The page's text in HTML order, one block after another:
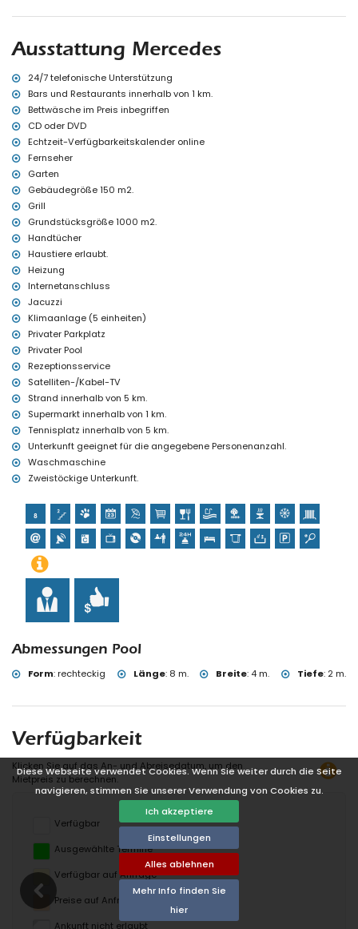
Diese Webseite verwendet Cookies. Wenn Sie weiter durch die Seite
navigieren, stimmen Sie unserer Verwendung von Cookies zu.
Ich akzeptiere
Einstellungen
Alles ablehnen
Mehr Info finden Sie
hier
Weitere Informationen
Nächster Strand: Playa Ambolo, Xàbia (innerhalb von 5 Kilometern
Nächster Flughafen: Alicante (innerhalb von 100 Kilometern von
der Villa)
Zweitnächster Flughafen: Valencia (mehr als 100 Kilometer)
Die Unterkunft ist sehr geeignet für Familien mit Kindern
Einrichtungen und Dienstleistungen, die im Mietpreis der Villa
inbegriffen sind
Internet (WiFi)
Staubsauger, Bügeleisen und Bügelbrett
Bettwäsche und Handtücher
Rezeptionsdienst und 24-Stunden-Notdienst
Fußbodenheizung und Klimaanlage
Außen-Whirlpool
Einrichtungen und Dienstleistungen gegen Aufpreis
Zusatzbett und Kinderbetten/Kinderkrippen (auf Anfrage)
Sportmöglichkeiten
Tennis (innerhalb von 5 Kilometern von der Villa)
Ausstattung Mercedes
24/7 telefonische Unterstützung
Bars und Restaurants innerhalb von 1 km.
Bettwäsche im Preis inbegriffen
CD oder DVD
Echtzeit-Verfügbarkeitskalender online
Fernseher
Garten
Gebäudegröße 150 m2.
Grill
Grundstücksgröße 1000 m2.
Handtücher
Haustiere erlaubt.
Heizung
Internetanschluss
Jacuzzi
Klimaanlage (5 einheiten)
Privater Parkplatz
Privater Pool
Rezeptionsservice
Satelliten-/Kabel-TV
Strand innerhalb von 5 km.
Supermarkt innerhalb von 1 km.
Tennisplatz innerhalb von 5 km.
Unterkunft geeignet für die angegebene Personenanzahl.
Waschmaschine
Zweistöckige Unterkunft.
Abmessungen Pool
Form:rechteckig Länge: 8 m. Breite: 4 m. Tiefe: 2 m.
Verfügbarkeit
Klicken Sie auf das An- und Abreisedatum, um den
Mietpreis zu berechnen.
Verfügbar
Ausgewählte Termine
Verfügbar auf Anfrage
Preise auf Anfrage
Ankunft nicht erlaubt